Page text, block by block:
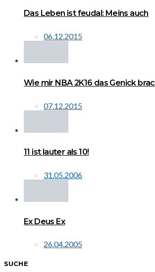
Das Leben ist feudal: Meins auch
06.12.2015
Wie mir NBA 2K16 das Genick
07.12.2015
11 ist lauter als 10!
31.05.2006
Ex Deus Ex
26.04.2005
SUCHE